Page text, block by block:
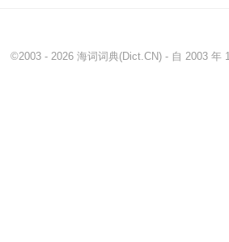
©2003 - 2026 海词词典(Dict.CN) - 自 2003 年